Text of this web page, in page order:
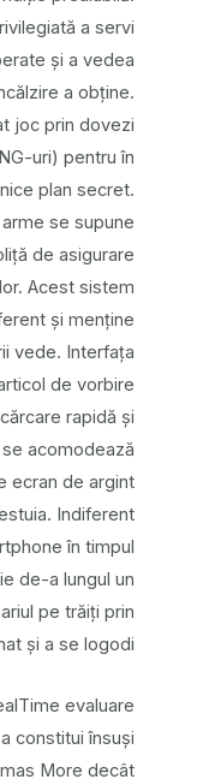
a servi
și a vedea
a obține.
joc prin dovezi
uri) pentru în
plan secret.
se supune
de asigurare
Acest sistem
și menține
vede. Interfața
de vorbire
rapidă și
acomodează
ecran de argint
Indiferent
în timpul
de-a lungul un
pe trăiți prin
și a se logodi.
evaluare
constitui însuși
More decât